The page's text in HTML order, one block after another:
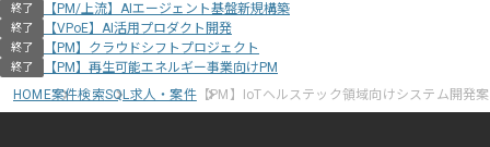
終了 【PM/上流】AIエージェント基盤新規構築
終了 【VPoE】AI活用プロダクト開発
終了 【PM】クラウドシフトプロジェクト
終了
【PM】再生可能エネルギー事業向けPM
HOME案件検索SQL求人・案件【PM】IoTヘルステック領域向けシステム開発